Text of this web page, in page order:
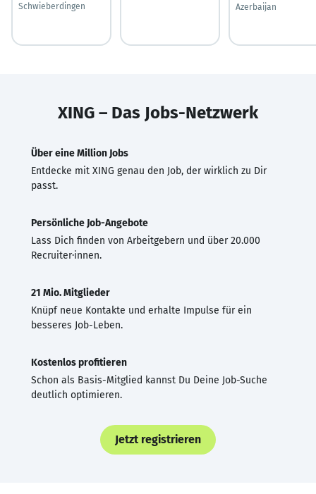
Schwieberdingen
Azerbaijan
XING – Das Jobs-Netzwerk
Über eine Million Jobs
Entdecke mit XING genau den Job, der wirklich zu Dir
passt.
Persönliche Job-Angebote
Lass Dich finden von Arbeitgebern und über 20.000
Recruiter·innen.
21 Mio. Mitglieder
Knüpf neue Kontakte und erhalte Impulse für ein
besseres Job-Leben.
Kostenlos profitieren
Schon als Basis-Mitglied kannst Du Deine Job-Suche
deutlich optimieren.
Jetzt registrieren